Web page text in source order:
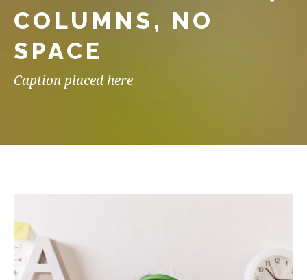
COLUMNS, NO
SPACE
Caption placed here